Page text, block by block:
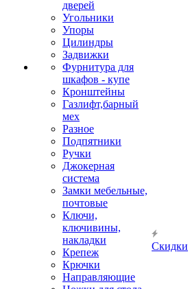
дверей
Угольники
Упоры
Цилиндры
Задвижки
Фурнитура для
шкафов - купе
Кронштейны
Газлифт,барный
мех
Разное
Подпятники
Ручки
Джокерная
система
Замки мебельные,
почтовые
Ключи,
ключивины,
накладки
Крепеж
Крючки
Направляющие
Скидки